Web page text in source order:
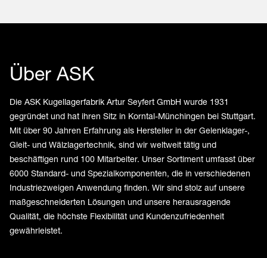
Über ASK
Die ASK Kugellagerfabrik Artur Seyfert GmbH wurde 1931
gegründet und hat ihren Sitz in Korntal-Münchingen bei Stuttgart.
Mit über 90 Jahren Erfahrung als Hersteller in der Gelenklager-,
Gleit- und Wälzlagertechnik, sind wir weltweit tätig und
beschäftigen rund 100 Mitarbeiter. Unser Sortiment umfasst über
6000 Standard- und Spezialkomponenten, die in verschiedenen
Industriezweigen Anwendung finden. Wir sind stolz auf unsere
maßgeschneiderten Lösungen und unsere herausragende
Qualität, die höchste Flexibilität und Kundenzufriedenheit
gewährleistet.